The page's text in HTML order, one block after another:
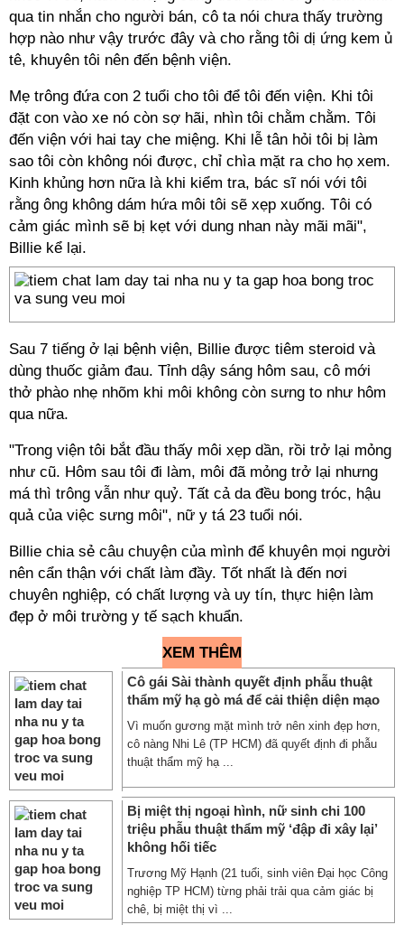
qua tin nhắn cho người bán, cô ta nói chưa thấy trường
hợp nào như vậy trước đây và cho rằng tôi dị ứng kem ủ
tê, khuyên tôi nên đến bệnh viện.
Mẹ trông đứa con 2 tuổi cho tôi để tôi đến viện. Khi tôi
đặt con vào xe nó còn sợ hãi, nhìn tôi chằm chằm. Tôi
đến viện với hai tay che miệng. Khi lễ tân hỏi tôi bị làm
sao tôi còn không nói được, chỉ chìa mặt ra cho họ xem.
Kinh khủng hơn nữa là khi kiểm tra, bác sĩ nói với tôi
rằng ông không dám hứa môi tôi sẽ xẹp xuống. Tôi có
cảm giác mình sẽ bị kẹt với dung nhan này mãi mãi",
Billie kể lại.
Sau 7 tiếng ở lại bệnh viện, Billie được tiêm steroid và
dùng thuốc giảm đau. Tỉnh dậy sáng hôm sau, cô mới
thở phào nhẹ nhõm khi môi không còn sưng to như hôm
qua nữa.
"Trong viện tôi bắt đầu thấy môi xẹp dần, rồi trở lại mỏng
như cũ. Hôm sau tôi đi làm, môi đã mỏng trở lại nhưng
má thì trông vẫn như quỷ. Tất cả da đều bong tróc, hậu
quả của việc sưng môi", nữ y tá 23 tuổi nói.
Billie chia sẻ câu chuyện của mình để khuyên mọi người
nên cẩn thận với chất làm đầy. Tốt nhất là đến nơi
chuyên nghiệp, có chất lượng và uy tín, thực hiện làm
đẹp ở môi trường y tế sạch khuẩn.
XEM THÊM
Cô gái Sài thành quyết định phẫu thuật
thẩm mỹ hạ gò má để cải thiện diện mạo
Vì muốn gương mặt mình trở nên xinh đẹp hơn,
cô nàng Nhi Lê (TP HCM) đã quyết định đi phẫu
thuật thẩm mỹ hạ ...
Bị miệt thị ngoại hình, nữ sinh chi 100
triệu phẫu thuật thẩm mỹ ‘đập đi xây lại’
không hối tiếc
Trương Mỹ Hạnh (21 tuổi, sinh viên Đại học Công
nghiệp TP HCM) từng phải trải qua cảm giác bị
chê, bị miệt thị vì ...